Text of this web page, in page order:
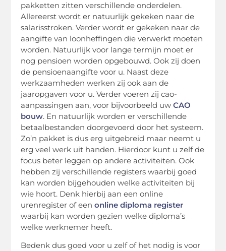
pakketten zitten verschillende onderdelen.
Allereerst wordt er natuurlijk gekeken naar de
salarisstroken. Verder wordt er gekeken naar de
aangifte van loonheffingen die verwerkt moeten
worden. Natuurlijk voor lange termijn moet er
nog pensioen worden opgebouwd. Ook zij doen
de pensioenaangifte voor u. Naast deze
werkzaamheden werken zij ook aan de
jaaropgaven voor u. Verder voeren zij cao-
aanpassingen aan, voor bijvoorbeeld uwCAO
bouw. En natuurlijk worden er verschillende
betaalbestanden doorgevoerd door het systeem.
Zo’n pakket is dus erg uitgebreid maar neemt u
erg veel werk uit handen. Hierdoor kunt u zelf de
focus beter leggen op andere activiteiten. Ook
hebben zij verschillende registers waarbij goed
kan worden bijgehouden welke activiteiten bij
wie hoort. Denk hierbij aan een online
urenregister of eenonline diploma register
waarbij kan worden gezien welke diploma’s
welke werknemer heeft.
Bedenk dus goed voor u zelf of het nodig is voor